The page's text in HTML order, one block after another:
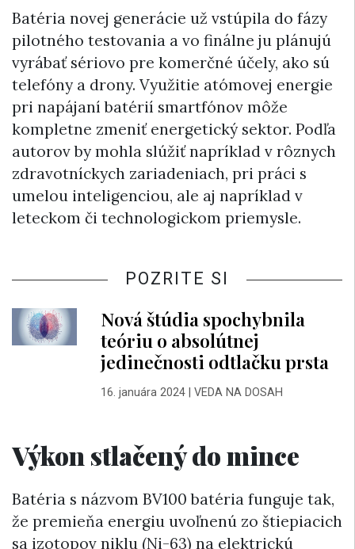
Batéria novej generácie už vstúpila do fázy
pilotného testovania a vo finálne ju plánujú
vyrábať sériovo pre komerčné účely, ako sú
telefóny a drony. Využitie atómovej energie
pri napájaní batérií smartfónov môže
kompletne zmeniť energetický sektor. Podľa
autorov by mohla slúžiť napríklad v rôznych
zdravotníckych zariadeniach, pri práci s
umelou inteligenciou, ale aj napríklad v
leteckom či technologickom priemysle.
POZRITE SI
Nová štúdia spochybnila
teóriu o absolútnej
jedinečnosti odtlačku prsta
16. januára 2024| VEDA NA DOSAH
Výkon stlačený do mince
Batéria s názvom BV100 batéria funguje tak,
že premieňa energiu uvoľnenú zo štiepiacich
sa izotopov niklu (Ni-63) na elektrickú